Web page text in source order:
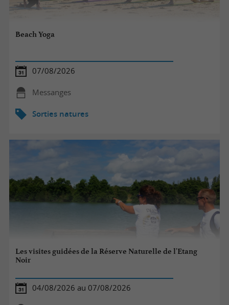
Beach Yoga
07/08/2026
Messanges
Sorties natures
Les visites guidées de la Réserve Naturelle de l'Etang
Noir
04/08/2026 au 07/08/2026